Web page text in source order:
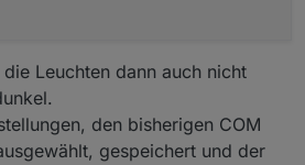
Leuchten dann auch nicht
den bisherigen COM
gespeichert und der